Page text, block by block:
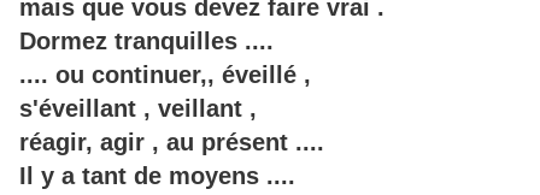
mais que vous devez faire vrai .
Dormez tranquilles ....
.... ou continuer,, éveillé ,
s'éveillant , veillant ,
réagir, agir , au présent ....
Il y a tant de moyens ....